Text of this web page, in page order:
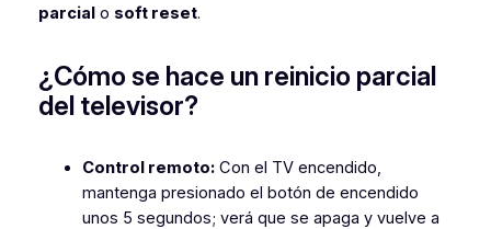
parcialo soft reset.
¿Cómo se hace un reinicio parcial
del televisor?
Control remoto:Con el TV encendido,
mantenga presionado el botón de encendido
unos 5 segundos; verá que se apaga y vuelve a